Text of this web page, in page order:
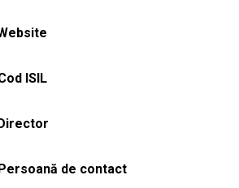
ISIL
Director
Persoană de contact